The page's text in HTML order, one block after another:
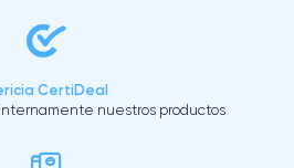
CertiDeal
nuestros productos